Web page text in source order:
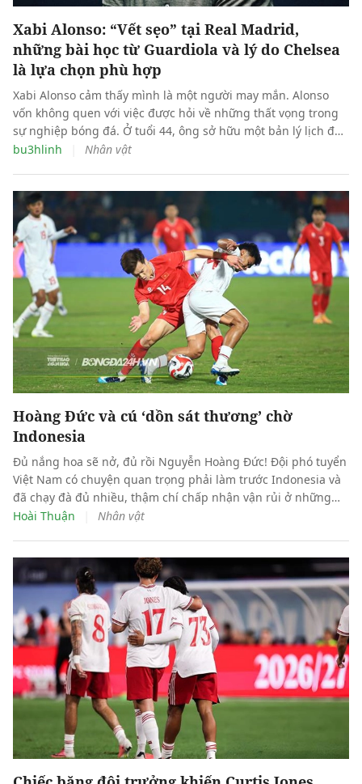
Xabi Alonso: “Vết sẹo” tại Real Madrid,
những bài học từ Guardiola và lý do Chelsea
là lựa chọn phù hợp
Xabi Alonso cảm thấy mình là một người may mắn. Alonso
vốn không quen với việc được hỏi về những thất vọng trong
sự nghiệp bóng đá. Ở tuổi 44, ông sở hữu một bản lý lịch đủ
để đứng vững trong hàng ngũ tinh hoa của môn thể thao
bu3hlinh Nhân vật
Hoàng Đức và cú ‘dồn sát thương’ chờ
Indonesia
Đủ nắng hoa sẽ nở, đủ rồi Nguyễn Hoàng Đức! Đội phó tuyển
Việt Nam có chuyện quan trọng phải làm trước Indonesia và
đã chạy đà đủ nhiều, thậm chí chấp nhận vận rủi ở những
trận khác để “dồn dame” cho đại chiến Pakansari.
Hoài Thuận Nhân vật